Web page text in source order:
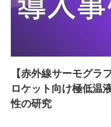
【赤外線サーモグラ
ロケット向け極低温
性の研究